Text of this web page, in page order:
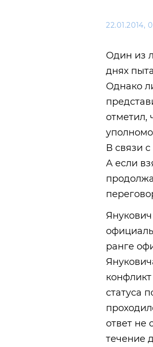
22.01.2014,
Один из
днях
Однако
отметил,
В связи
А если
ранге
статуса
ответ не
течение